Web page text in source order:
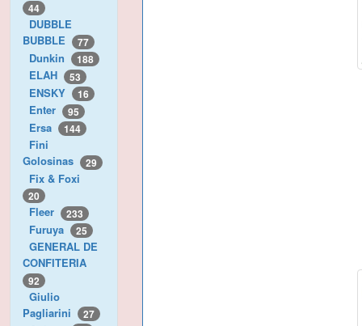
44
DUBBLE
BUBBLE
77
Dunkin 188
ELAH 53
ENSKY 16
Enter 95
Ersa 144
Fini
Golosinas
29
Fix & Foxi
20
Fleer 233
Furuya 25
GENERAL DE
CONFITERIA
92
Giulio
Pagliarini
27